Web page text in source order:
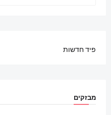
פיד חדשות
מבזקים